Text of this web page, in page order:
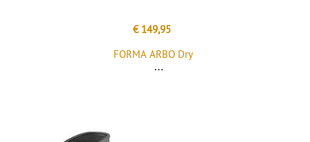
€ 149,95
FORMA ARBO Dry